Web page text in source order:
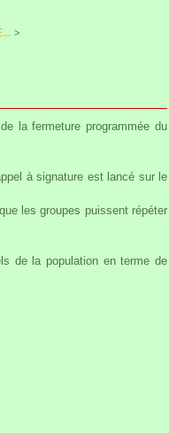
>
la fermeture programmée du
à signature est lancé sur le
les groupes puissent répéter
de la population en terme de